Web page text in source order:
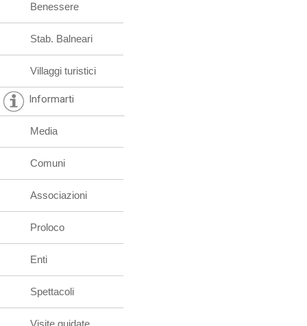
Benessere
Stab. Balneari
Villaggi turistici
Informarti
Media
Comuni
Associazioni
Proloco
Enti
Spettacoli
Visite guidate